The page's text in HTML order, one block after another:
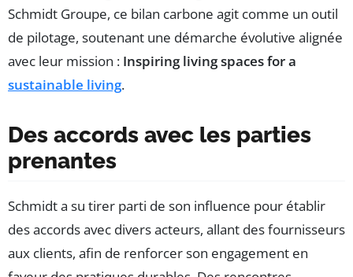
Schmidt Groupe, ce bilan carbone agit comme un outil
de pilotage, soutenant une démarche évolutive alignée
avec leur mission : Inspiring living spaces for a
sustainable living.
Des accords avec les parties
prenantes
Schmidt a su tirer parti de son influence pour établir
des accords avec divers acteurs, allant des fournisseurs
aux clients, afin de renforcer son engagement en